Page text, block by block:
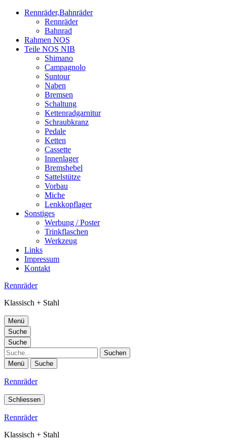
Rennräder,Bahnräder
Rennräder
Bahnrad
Rahmen NOS
Teile NOS NIB
Shimano
Campagnolo
Suntour
Naben
Bremsen
Schaltung
Kettenradgarnitur
Schraubkranz
Pedale
Ketten
Cassette
Innenlager
Bremshebel
Sattelstütze
Vorbau
Miche
Lenkkopflager
Sonstiges
Werbung / Poster
Trinkflaschen
Werkzeug
Links
Impressum
Kontakt
Rennräder
Klassisch + Stahl
Menü
Suche
Suche
Suche
Menü Suche
Rennräder
Schliessen
Rennräder
Klassisch + Stahl